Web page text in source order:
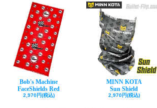
Bob's Machine
FaceShields Red
2,970円(税込)
MINN KOTA
Sun Shield
2,970円(税込)